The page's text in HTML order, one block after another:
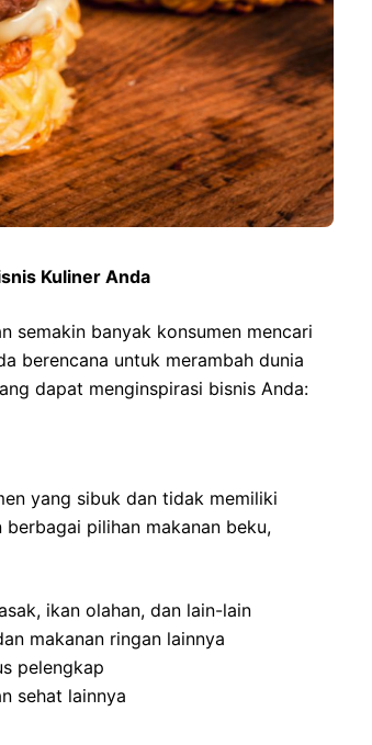
Kuliner Anda
semakin banyak konsumen mencari
berencana untuk merambah dunia
dapat menginspirasi bisnis Anda:
yang sibuk dan tidak memiliki
pilihan makanan beku,
ikan olahan, dan lain-lain
makanan ringan lainnya
pelengkap
sehat lainnya